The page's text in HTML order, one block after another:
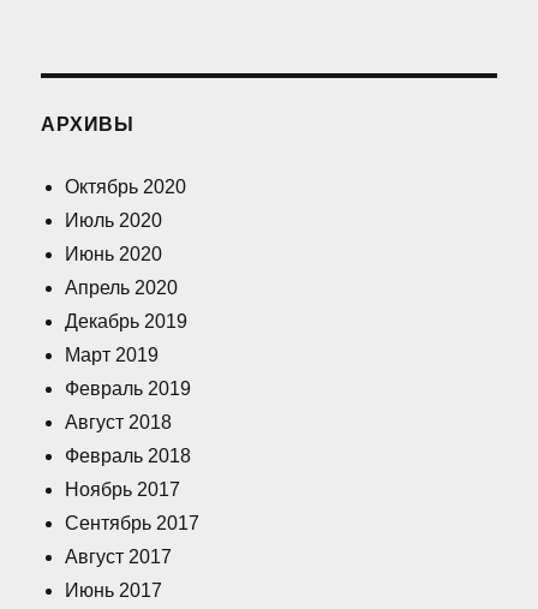
АРХИВЫ
Октябрь 2020
Июль 2020
Июнь 2020
Апрель 2020
Декабрь 2019
Март 2019
Февраль 2019
Август 2018
Февраль 2018
Ноябрь 2017
Сентябрь 2017
Август 2017
Июнь 2017